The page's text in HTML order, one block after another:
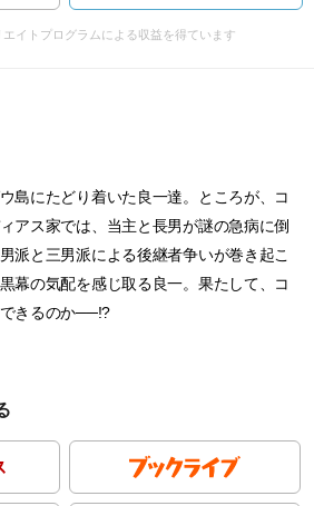
イトプログラムによる収益を得ています
島にたどり着いた良一達。ところが、コ
アス家では、当主と長男が謎の急病に倒
派と三男派による後継者争いが巻き起こ
幕の気配を感じ取る良一。果たして、コ
きるのか──!?